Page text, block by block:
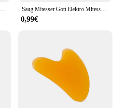
Auf Lager schnell fallen Versand 3 Saug-Modus Gesichts reinigung Schönheit Maschine abgestorbene Haut Entferner Gesicht Vakuum Mitesser Entfernung Haut Saug Mitesser Gott Elektro Mitesser Instrument gehen Mitesser Gesicht Pore Reinigung Schönheits instrument
0,99€